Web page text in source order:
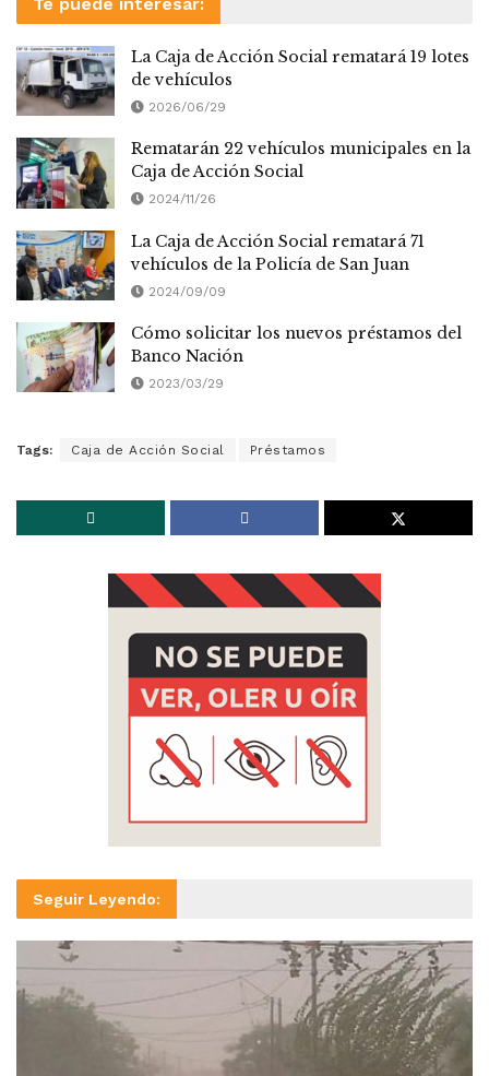
La Caja de Acción Social rematará 19 lotes
de vehículos
2026/06/29
Rematarán 22 vehículos municipales en la
Caja de Acción Social
2024/11/26
La Caja de Acción Social rematará 71
vehículos de la Policía de San Juan
2024/09/09
Cómo solicitar los nuevos préstamos del
Banco Nación
2023/03/29
Tags: Caja de Acción Social Préstamos
Seguir Leyendo: